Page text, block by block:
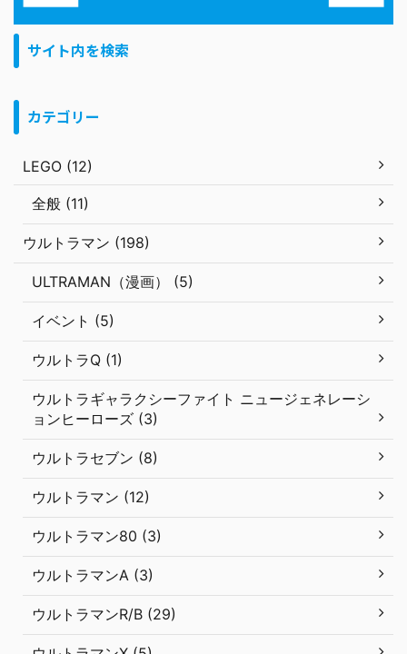
サイト内を検索
カテゴリー
LEGO (12)
全般 (11)
ウルトラマン (198)
ULTRAMAN（漫画） (5)
イベント (5)
ウルトラQ (1)
ウルトラギャラクシーファイト ニュージェネレーシ
ョンヒーローズ (3)
ウルトラセブン (8)
ウルトラマン (12)
ウルトラマン80 (3)
ウルトラマンA (3)
ウルトラマンR/B (29)